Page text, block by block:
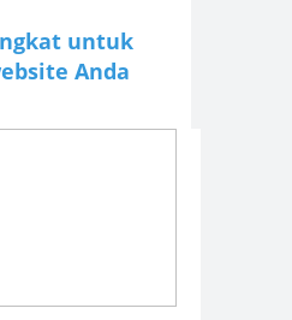
untuk
Anda